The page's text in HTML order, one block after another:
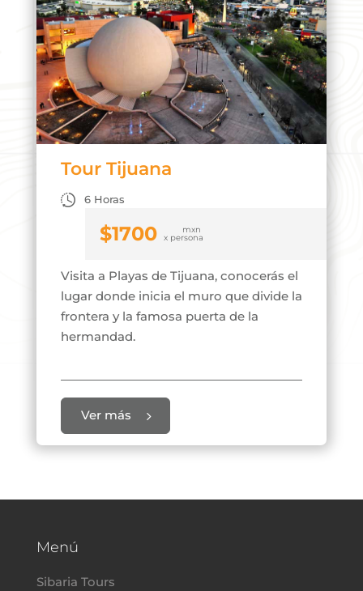
Tour Tijuana
Visita a Playas de Tijuana, conocerás el
lugar donde inicia el muro que divide la
frontera y la famosa puerta de la
hermandad.
Ver más
$1700
6 Horas
Menú
Sibaria Tours